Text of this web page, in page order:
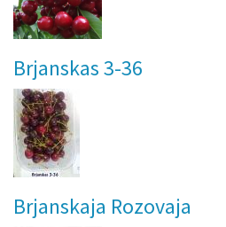
Brjanskas 3-36
Brjanskaja Rozovaja